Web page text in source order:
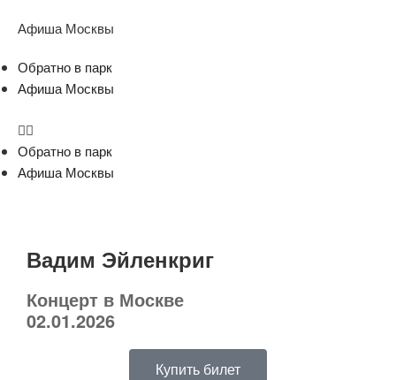
Афиша Москвы
Обратно в парк
Афиша Москвы
Обратно в парк
Афиша Москвы
Вадим Эйленкриг
Концерт в Москве
02.01.2026
Купить билет